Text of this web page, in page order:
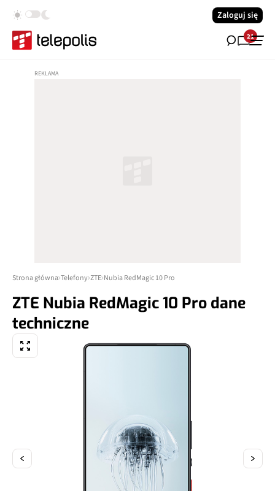
Zaloguj się
21
Strona główna Telefony ZTE Nubia RedMagic 10 Pro
ZTE Nubia RedMagic 10 Pro dane
techniczne